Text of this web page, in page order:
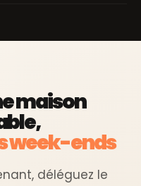
maison
week-ends
déléguez le